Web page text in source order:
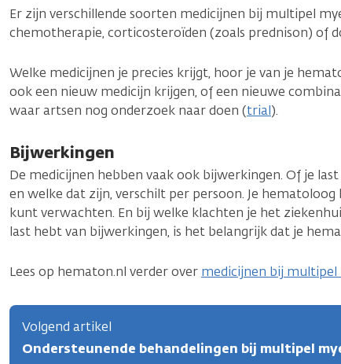
Er zijn verschillende soorten medicijnen bij multipel
chemotherapie, corticosteroïden (zoals prednison) of
Welke medicijnen je precies krijgt, hoor je van je
ook een nieuw medicijn krijgen, of een nieuwe
waar artsen nog onderzoek naar doen (trial).
Bijwerkingen
De medicijnen hebben vaak ook bijwerkingen. Of je
en welke dat zijn, verschilt per persoon. Je
kunt verwachten. En bij welke klachten je het
last hebt van bijwerkingen, is het belangrijk dat je
Lees op hematon.nl verder over medicijnen bij multipel
Volgend artikel
Ondersteunende behandelingen bij multipel